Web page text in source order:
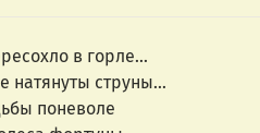
в горле...
натянуты струны...
поневоле